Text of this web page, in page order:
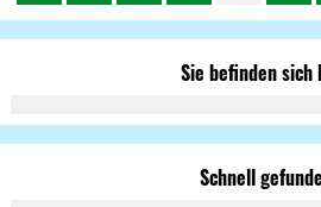
Sie befinden sich
Schnell